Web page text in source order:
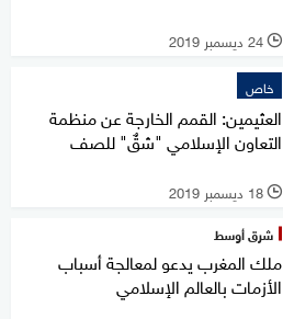
l 24 ديسمبر 2019
خاص
العثيمين: القمم الخارجة عن منظمة
التعاون الإسلامي "شقٌ" للصف
l 18 ديسمبر 2019
شرق أوسط
ملك المغرب يدعو لمعالجة أسباب
الأزمات بالعالم الإسلامي